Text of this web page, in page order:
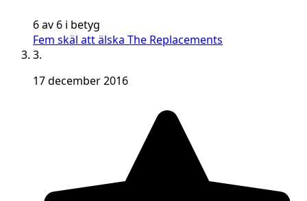
6 av 6 i betyg
Fem skäl att älska The Replacements
3.
17 december 2016